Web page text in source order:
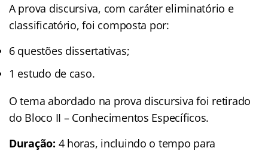
A prova discursiva, com caráter eliminatório e
classificatório, foi composta por:
6 questões dissertativas;
1 estudo de caso.
O tema abordado na prova discursiva foi retirado
do Bloco II – Conhecimentos Específicos.
Duração: 4 horas, incluindo o tempo para